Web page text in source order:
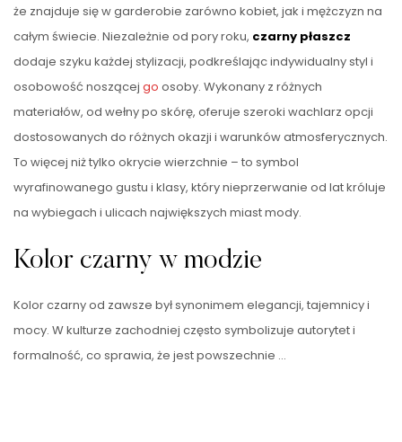
że znajduje się w garderobie zarówno kobiet, jak i mężczyzn na
całym świecie. Niezależnie od pory roku, czarny płaszcz
dodaje szyku każdej stylizacji, podkreślając indywidualny styl i
osobowość noszącej go osoby. Wykonany z różnych
materiałów, od wełny po skórę, oferuje szeroki wachlarz opcji
dostosowanych do różnych okazji i warunków atmosferycznych.
To więcej niż tylko okrycie wierzchnie – to symbol
wyrafinowanego gustu i klasy, który nieprzerwanie od lat króluje
na wybiegach i ulicach największych miast mody.
Kolor czarny w modzie
Kolor czarny od zawsze był synonimem elegancji, tajemnicy i
mocy. W kulturze zachodniej często symbolizuje autorytet i
formalność, co sprawia, że jest powszechnie …